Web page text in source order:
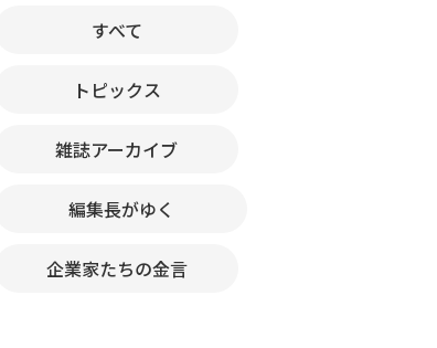
すべて
トピックス
雑誌アーカイブ
編集長がゆく
企業家たちの金言